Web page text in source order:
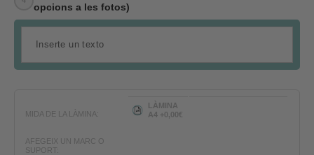
opcions a les fotos)
MIDA DE LA LÀMINA:
LÀMINA
A4 +0,00€
AFEGEIX UN MARC O
SUPORT: